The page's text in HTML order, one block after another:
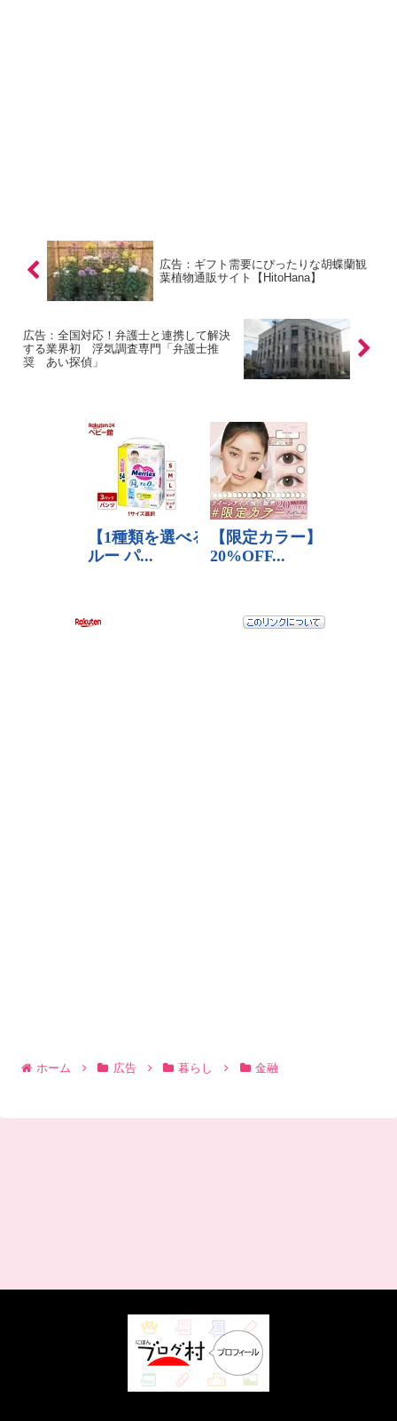
広告：ギフト需要にぴったりな胡蝶蘭観
葉植物通販サイト【HitoHana】
広告：全国対応！弁護士と連携して解決
する業界初 浮気調査専門「弁護士推
奨 あい探偵」
ホーム 広告 暮らし 金融